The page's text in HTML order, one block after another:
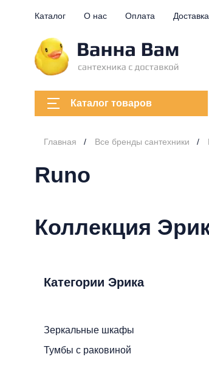
Каталог О нас Оплата Доставка
Каталог товаров
Главная Все бренды сантехники
Runo
Коллекция
Категории Эрика
Зеркальные шкафы
Тумбы с раковиной